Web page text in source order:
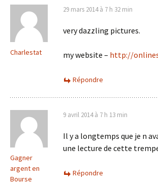
Charlestat
29 mars 2014 à 7 h 32 min
very dazzling pictures.
my website – http://
Répondre
Gagner
argent en
Bourse
9 avril 2014 à 7 h 13 min
Il y a longtemps que je n
une lecture de cette
Répondre